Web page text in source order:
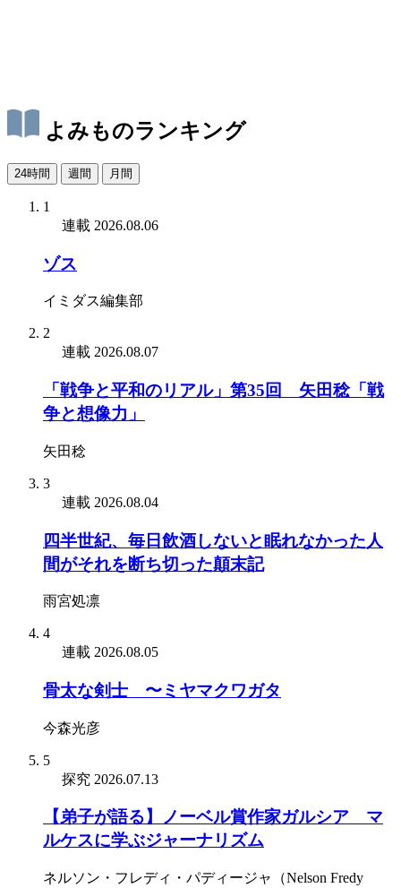
よみものランキング
24時間 週間 月間
1
連載 2026.08.06
ゾス
イミダス編集部
2
連載 2026.08.07
「戦争と平和のリアル」第35回 矢田稔「戦
争と想像力」
矢田稔
3
連載 2026.08.04
四半世紀、毎日飲酒しないと眠れなかった人
間がそれを断ち切った顛末記
雨宮処凛
4
連載 2026.08.05
骨太な剣士 〜ミヤマクワガタ
今森光彦
5
探究 2026.07.13
【弟子が語る】ノーベル賞作家ガルシア゠マ
ルケスに学ぶジャーナリズム
ネルソン・フレディ・パディージャ（Nelson Fredy